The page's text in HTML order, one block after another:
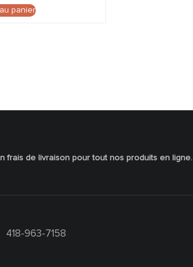
panier
frais de livraison pour tout nos produits en ligne.
418-963-7158